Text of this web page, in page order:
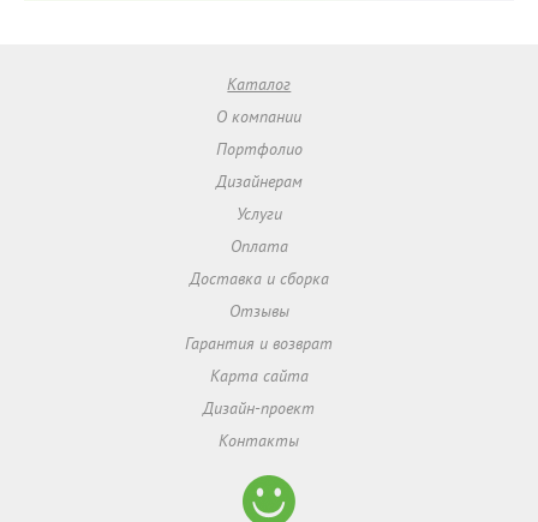
Каталог
О компании
Портфолио
Дизайнерам
Услуги
Оплата
Доставка и сборка
Отзывы
Гарантия и возврат
Карта сайта
Дизайн-проект
Контакты